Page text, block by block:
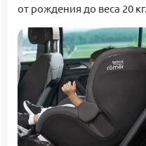
от рождения до веса 20 кг.